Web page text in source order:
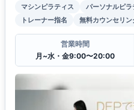
マシンピラティス パーソナルピラ
トレーナー指名
無料カウンセリン
営業時間
月~水・金9:00〜20:00